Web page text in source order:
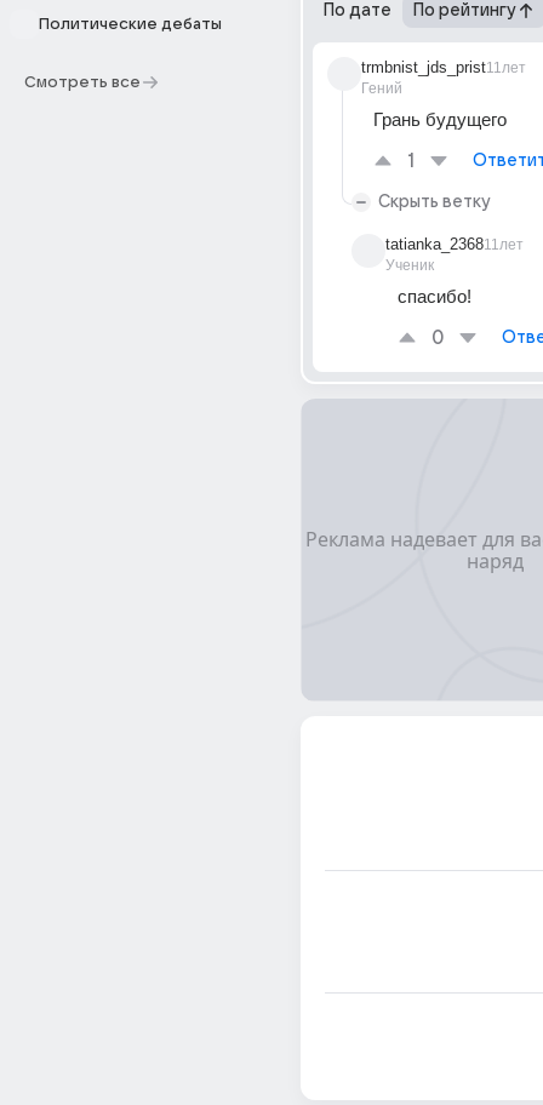
Политические дебаты
Смотреть все
По дате По рейтингу
trmbnist_jds_prist
Гений
11лет
Грань будущего
1
Скрыть ветку
tatianka_2368
Ученик
11лет
спасибо!
0